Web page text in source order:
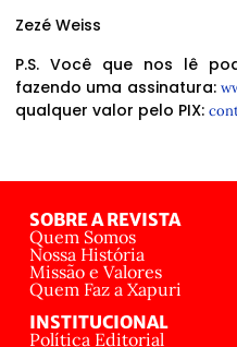
Zezé Weiss
P.S. Você que nos lê
fazendo uma assinatura:
qualquer valor pelo PIX:
SOBRE A REVISTA
Quem Somos
Nossa História
Missão e Valores
Quem Faz a Xapuri
INSTITUCIONAL
Política Editorial